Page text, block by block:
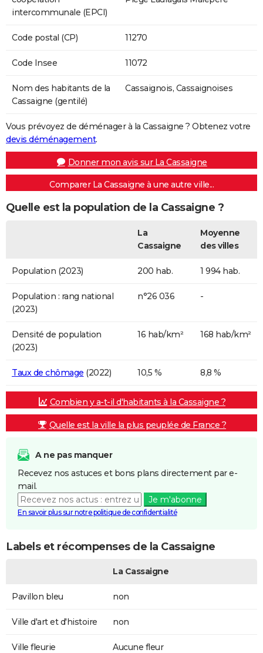
intercommunale (EPCI)
Code postal (CP) 11270
Code Insee 11072
Nom des habitants de la
Cassaigne (gentilé)
Cassaignois, Cassaignoises
Vous prévoyez de déménager à la Cassaigne ? Obtenez votre
devis déménagement.
Donner mon avis sur La Cassaigne
Comparer La Cassaigne à une autre ville...
Quelle est la population de la Cassaigne ?
La
Cassaigne
Moyenne
des villes
Population (2023) 200 hab. 1 994 hab.
Population : rang national
(2023)
n°26 036 -
Densité de population
(2023)
16 hab/km² 168 hab/km²
Taux de chômage (2022) 10,5 % 8,8 %
Combien y a-t-il d'habitants à la Cassaigne ?
Quelle est la ville la plus peuplée de France ?
A ne pas manquer
Recevez nos astuces et bons plans directement par e-
mail.
Je m'abonne
En savoir plus sur notre politique de confidentialité
Labels et récompenses de la Cassaigne
La Cassaigne
Pavillon bleu non
Ville d'art et d'histoire non
Ville fleurie Aucune fleur